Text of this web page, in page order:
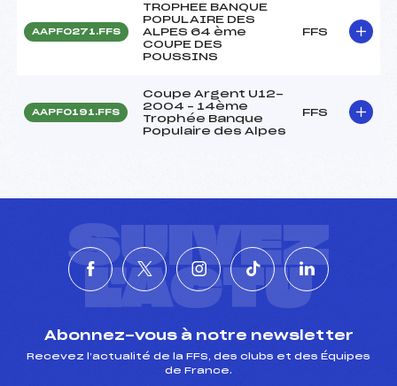
AAPF0271.FFS
TROPHEE BANQUE
POPULAIRE DES
ALPES 64 ème
COUPE DES
POUSSINS
FFS
AAPF0191.FFS
Coupe Argent U12-
2004 – 14ème
Trophée Banque
Populaire des Alpes
FFS
SUIVEZ
L'ACTU
Abonnez-vous à notre newsletter
Recevez l’actualité de la FFS, des clubs et des Équipes
de France.